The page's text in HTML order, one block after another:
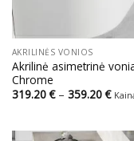
AKRILINĖS VONIOS
Akrilinė asimetrinė
Chrome
319.20€ – 359.20€Price